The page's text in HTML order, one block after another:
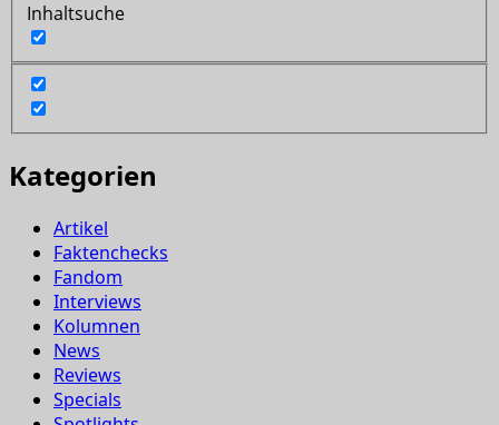
Inhaltsuche
Kategorien
Artikel
Faktenchecks
Fandom
Interviews
Kolumnen
News
Reviews
Specials